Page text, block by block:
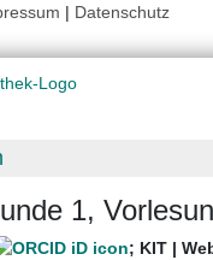
| Datenschutz
1,
; KIT |